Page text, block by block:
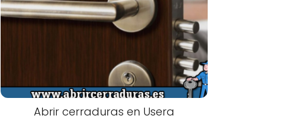
Abrir cerraduras en Usera